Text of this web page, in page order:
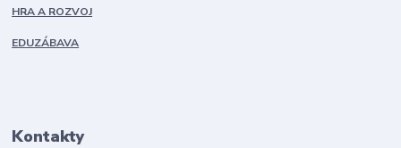
HRA A ROZVOJ
EDUZÁBAVA
Kontakty